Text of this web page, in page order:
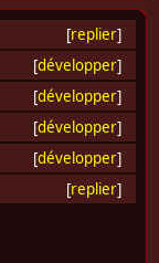
[replier]
[développer]
[développer]
[développer]
[développer]
[replier]